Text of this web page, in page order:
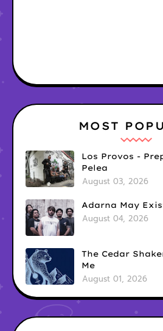
MOST
Los Provos -
Pelea
August 03, 2026
Adarna May
August 04, 2026
The Cedar
Me
August 01, 2026